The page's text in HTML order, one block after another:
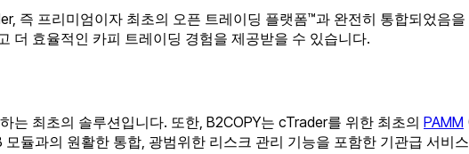
즉 프리미엄이자 최초의 오픈 트레이딩 플랫폼™과 완전히 통합되었음
더 효율적인 카피 트레이딩 경험을 제공받을 수 있습니다.
는 최초의 솔루션입니다. 또한, B2COPY는 cTrader를 위한 최초의 PAMM
듈과의 원활한 통합, 광범위한 리스크 관리 기능을 포함한 기관급 서비